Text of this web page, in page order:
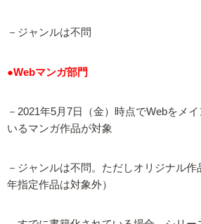
－ジャンルは不問
●Webマンガ部門
－2021年5月7日（金）時点でWebをメ
いるマンガ作品が対象
－ジャンルは不問。ただしオリジナル
年指定作品は対象外）